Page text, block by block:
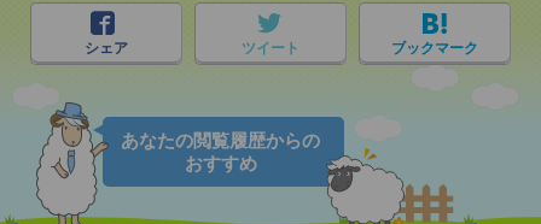
シェア ツイート ブックマーク
あなたの閲覧履歴からの
おすすめ